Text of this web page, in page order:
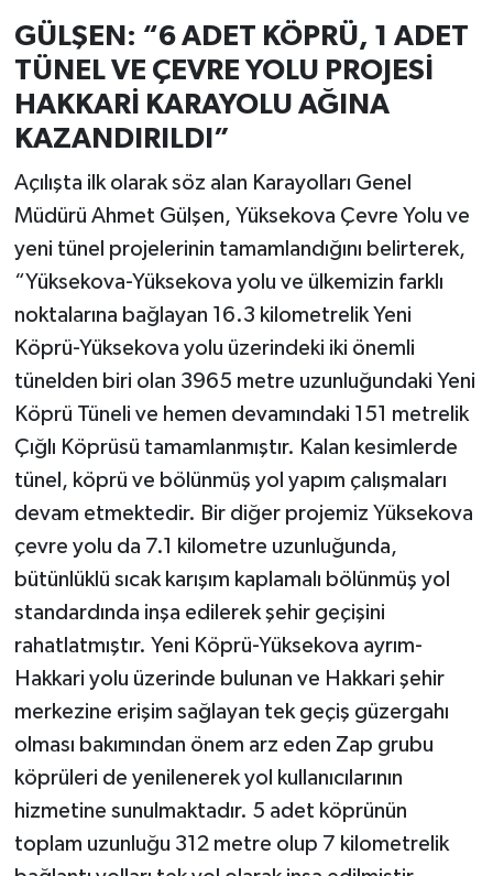
GÜLŞEN: “6 ADET KÖPRÜ, 1 ADET
TÜNEL VE ÇEVRE YOLU PROJESİ
HAKKARİ KARAYOLU AĞINA
KAZANDIRILDI”
Açılışta ilk olarak söz alan Karayolları Genel
Müdürü Ahmet Gülşen, Yüksekova Çevre Yolu ve
yeni tünel projelerinin tamamlandığını belirterek,
“Yüksekova-Yüksekova yolu ve ülkemizin farklı
noktalarına bağlayan 16.3 kilometrelik Yeni
Köprü-Yüksekova yolu üzerindeki iki önemli
tünelden biri olan 3965 metre uzunluğundaki Yeni
Köprü Tüneli ve hemen devamındaki 151 metrelik
Çığlı Köprüsü tamamlanmıştır. Kalan kesimlerde
tünel, köprü ve bölünmüş yol yapım çalışmaları
devam etmektedir. Bir diğer projemiz Yüksekova
çevre yolu da 7.1 kilometre uzunluğunda,
bütünlüklü sıcak karışım kaplamalı bölünmüş yol
standardında inşa edilerek şehir geçişini
rahatlatmıştır. Yeni Köprü-Yüksekova ayrım-
Hakkari yolu üzerinde bulunan ve Hakkari şehir
merkezine erişim sağlayan tek geçiş güzergahı
olması bakımından önem arz eden Zap grubu
köprüleri de yenilenerek yol kullanıcılarının
hizmetine sunulmaktadır. 5 adet köprünün
toplam uzunluğu 312 metre olup 7 kilometrelik